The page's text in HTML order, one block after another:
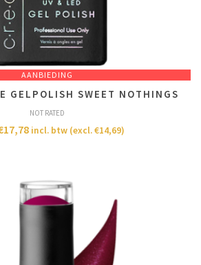
AANBIEDING
GELPOLISH SWEET NOTHINGS
NOT RATED
17,78 incl. btw (excl.€14,69)